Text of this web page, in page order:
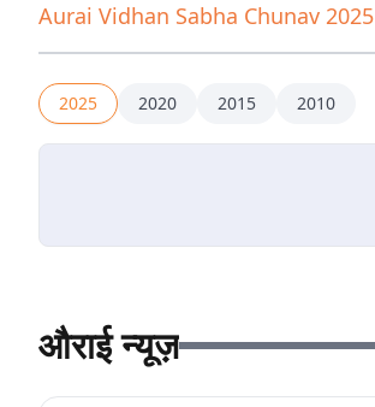
Aurai Vidhan Sabha Chunav 2025
2025 2020 2015 2010
औराई न्यूज़